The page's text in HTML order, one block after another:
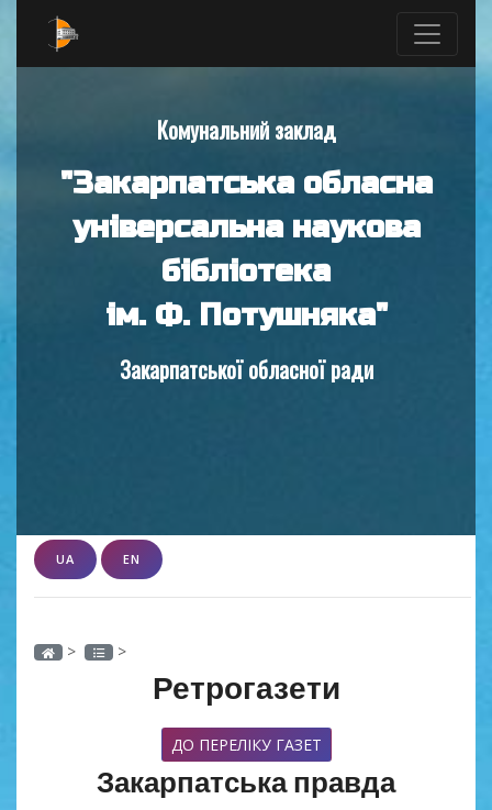
Комунальний заклад
"Закарпатська обласна
універсальна наукова
бібліотека
ім. Ф. Потушняка"
Закарпатської обласної ради
UA EN
> >
Ретрогазети
ДО ПЕРЕЛІКУ ГАЗЕТ
Закарпатська правда